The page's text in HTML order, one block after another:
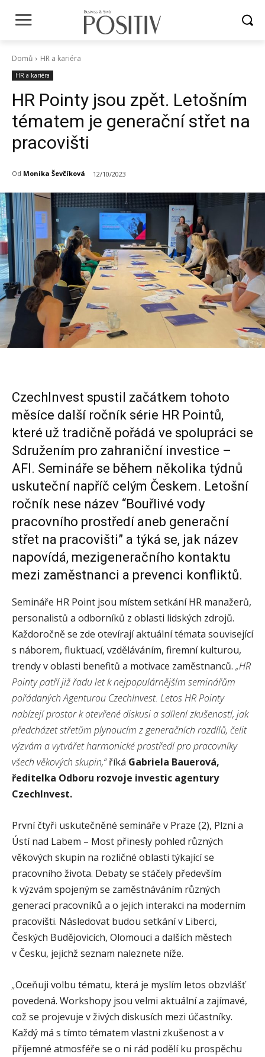
Domů HR a kariéra
HR a kariéra
HR Pointy jsou zpět. Letošním
tématem je generační střet na
pracovišti
Od Monika Ševčíková 12/10/2023
CzechInvest spustil začátkem tohoto
měsíce další ročník série HR Pointů,
které už tradičně pořádá ve spolupráci se
Sdružením pro zahraniční investice –
AFI. Semináře se během několika týdnů
uskuteční napříč celým Českem. Letošní
ročník nese název “Bouřlivé vody
pracovního prostředí aneb generační
střet na pracovišti” a týká se, jak název
napovídá, mezigeneračního kontaktu
mezi zaměstnanci a prevenci konfliktů.
Semináře HR Point jsou místem setkání HR manažerů,
personalistů a odborníků z oblasti lidských zdrojů.
Každoročně se zde otevírají aktuální témata související
s náborem, fluktuací, vzděláváním, firemní kulturou,
trendy v oblasti benefitů a motivace zaměstnanců. „HR
Pointy patří již řadu let k nejpopulárnějším seminářům
pořádaných Agenturou CzechInvest. Letos HR Pointy
nabízejí prostor k otevřené diskusi a sdílení zkušeností, jak
předcházet střetům plynoucím z generačních rozdílů, čelit
výzvám a vytvářet harmonické prostředí pro pracovníky
všech věkových skupin,“říká Gabriela Bauerová,
ředitelka Odboru rozvoje investic agentury
CzechInvest.
První čtyři uskutečněné semináře v Praze (2), Plzni a
Ústí nad Labem – Most přinesly pohled různých
věkových skupin na rozličné oblasti týkající se
pracovního života. Debaty se stáčely především
k výzvám spojeným se zaměstnáváním různých
generací pracovníků a o jejich interakci na moderním
pracovišti. Následovat budou setkání v Liberci,
Českých Budějovicích, Olomouci a dalších městech
v Česku, jejichž seznam naleznete níže.
„Oceňuji volbu tématu, která je myslím letos obzvlášť
povedená. Workshopy jsou velmi aktuální a zajímavé,
což se projevuje v živých diskusích mezi účastníky.
Každý má s tímto tématem vlastni zkušenost a v
příjemné atmosféře se o ni rád podělí ku prospěchu